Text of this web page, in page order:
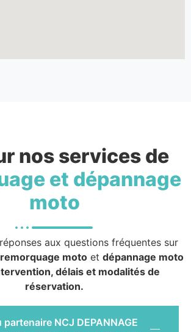
nos services de
et dépannage
moto
aux questions fréquentes sur
remorquage moto et dépannage moto
délais et modalités de
réservation.
partenaire NCJ DEPANNAGE